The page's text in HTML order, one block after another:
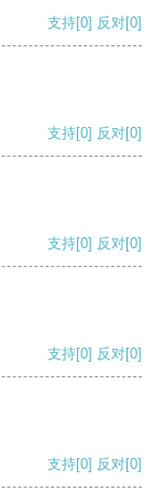
支持[0] 反对[0]
支持[0] 反对[0]
支持[0] 反对[0]
支持[0] 反对[0]
支持[0] 反对[0]